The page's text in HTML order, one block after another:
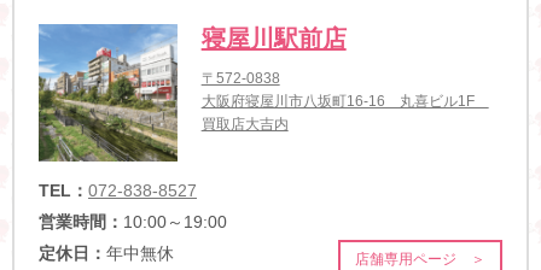
寝屋川駅前店
〒572-0838
大阪府寝屋川市八坂町16-16 丸喜ビル1F
買取店大吉内
TEL： 072-838-8527
営業時間： 10:00～19:00
定休日： 年中無休 店舗専用ページ ＞